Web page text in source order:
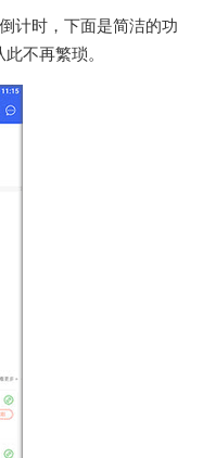
计时，下面是简洁的功
此不再繁琐。